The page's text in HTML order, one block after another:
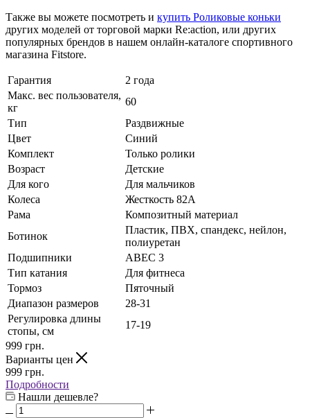
Также вы можете посмотреть и купить Роликовые коньки
других моделей от торговой марки Re:action, или других
популярных брендов в нашем онлайн-каталоге спортивного
магазина Fitstore.
Гарантия
2 года
Макс. вес пользователя,
кг
60
Тип
Раздвижные
Цвет
Синий
Комплект
Только ролики
Возраст
Детские
Для кого
Для мальчиков
Колеса
Жесткость 82A
Рама
Композитный материал
Ботинок
Пластик, ПВХ, спандекс, нейлон,
полиуретан
Подшипники
ABEC 3
Тип катания
Для фитнеса
Тормоз
Пяточный
Диапазон размеров
28-31
Регулировка длины
стопы, см
17-19
999 грн.
Варианты цен
999 грн.
Подробности
Нашли дешевле?